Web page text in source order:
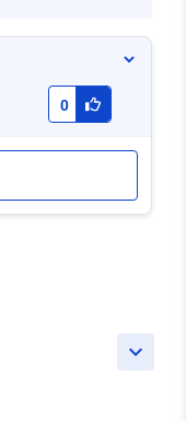
0
keyboard_arrow_down